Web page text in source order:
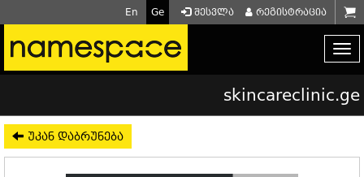
რეგისტრაცია
შესვლა
En Ge
skincareclinic.ge
უკან დაბრუნება